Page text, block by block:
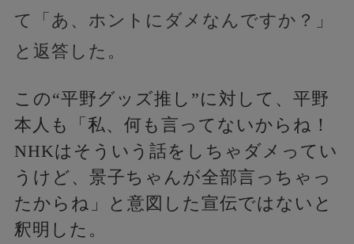
て「あ、ホントにダメなんですか？」
と返答した。
この“平野グッズ推し”に対して、平野
本人も「私、何も言ってないからね！
NHKはそういう話をしちゃダメってい
うけど、景子ちゃんが全部言っちゃっ
たからね」と意図した宣伝ではないと
釈明した。